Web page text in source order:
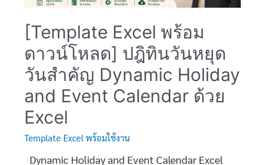
สำหรับ
มือ
ใหม่
[Template Excel พร้อม
ดาวน์โหลด] ปฎิทินวันหยุด
วันสำคัญ Dynamic Holiday
and Event Calendar ด้วย
Excel
Template Excel พร้อมใช้งาน
Dynamic Holiday and Event Calendar Excel